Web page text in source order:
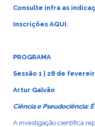
Consulte infra as
Inscrições AQUI.
PROGRAMA
Sessão 1 | 28 de
Artur Galvão
Ciência e Pseudociência:
A investigação científica